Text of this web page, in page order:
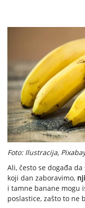
Foto: Ilustracija,
Ali, često se događa
koji dan zaboravimo,
i tamne banane mogu
poslastice, zašto to ne